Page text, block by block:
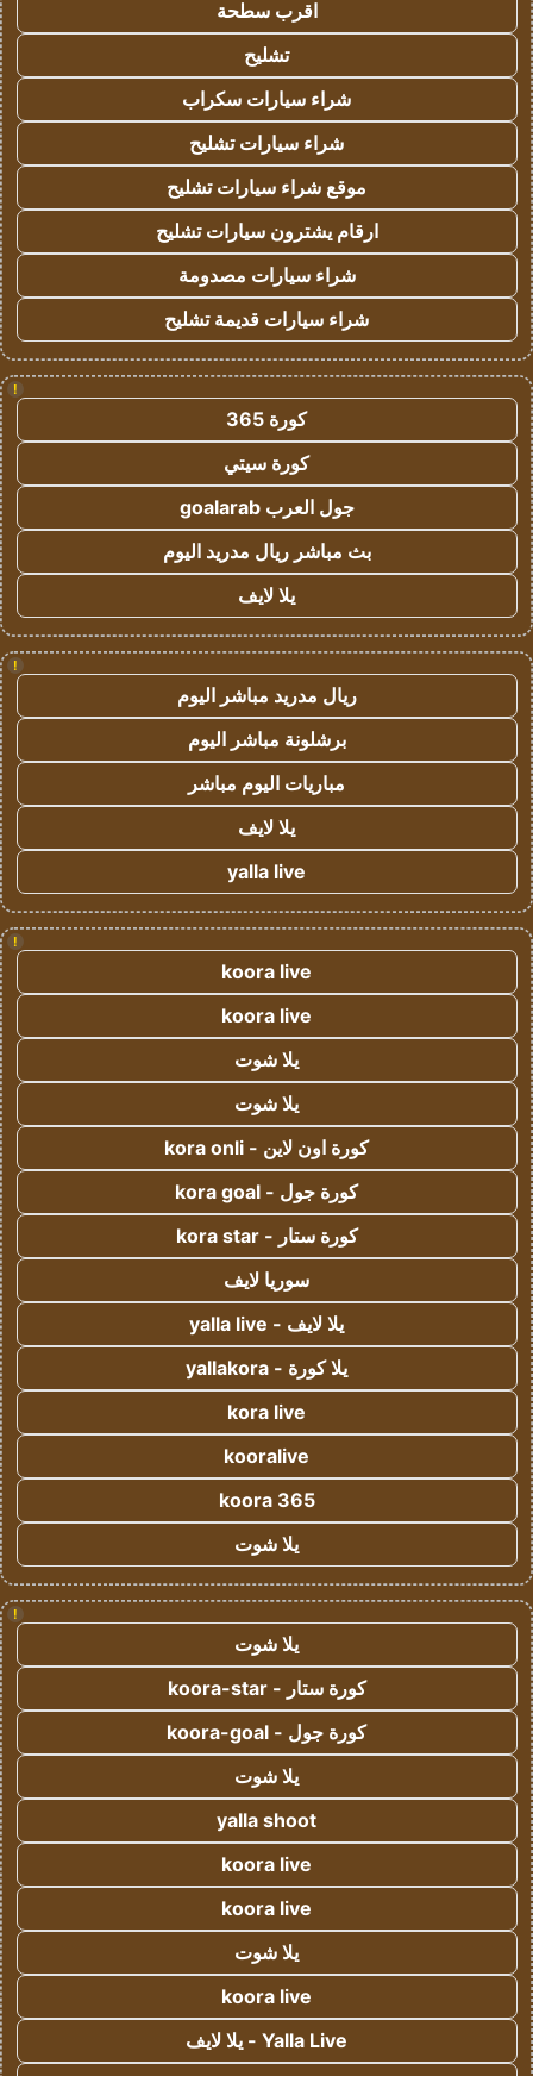
اقرب سطحة
تشليح
شراء سيارات سكراب
شراء سيارات تشليح
موقع شراء سيارات تشليح
ارقام يشترون سيارات تشليح
شراء سيارات مصدومة
شراء سيارات قديمة تشليح
!
كورة 365
كورة سيتي
جول العرب goalarab
بث مباشر ريال مدريد اليوم
يلا لايف
!
ريال مدريد مباشر اليوم
برشلونة مباشر اليوم
مباريات اليوم مباشر
يلا لايف
yalla live
!
koora live
koora live
يلا شوت
يلا شوت
كورة اون لاين - kora onli
كورة جول - kora goal
كورة ستار - kora star
سوريا لايف
يلا لايف - yalla live
يلا كورة - yallakora
kora live
kooralive
koora 365
يلا شوت
!
يلا شوت
كورة ستار - koora-star
كورة جول - koora-goal
يلا شوت
yalla shoot
koora live
koora live
يلا شوت
koora live
Yalla Live - يلا لايف